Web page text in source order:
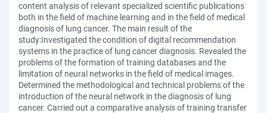
content analysis of relevant specialized scientific publications
both in the field of machine learning and in the field of medical
diagnosis of lung cancer. The main result of the
study:Investigated the condition of digital recommendation
systems in the practice of lung cancer diagnosis. Revealed the
problems of the formation of training databases and the
limitation of neural networks in the field of medical images.
Determined the methodological and technical problems of the
introduction of the neural network in the diagnosis of lung
cancer. Carried out a comparative analysis of training transfer